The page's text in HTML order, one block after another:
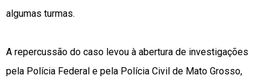
algumas turmas.
A repercussão do caso levou à abertura de investigações
pela Polícia Federal e pela Polícia Civil de Mato Grosso,